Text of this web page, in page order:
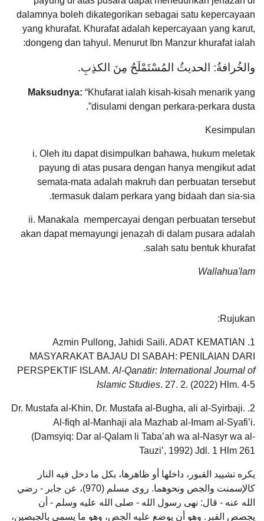
dalamnya boleh dikategorikan sebagai satu kepercayaan
yang khurafat. Khurafat adalah kepercayaan yang karut,
dongeng dan tahyul. Menurut Ibn Manzur khurafat ialah:
والخُرافةُ: الحديثُ المُسْتَمْلَحُ مِنَ الكذِبِ.
Maksudnya: “Khufarat ialah kisah-kisah menarik yang
disulami dengan perkara-perkara dusta”.
Kesimpulan
i. Oleh itu dapat disimpulkan bahawa, hukum meletak
payung di atas pusara dengan hanya mengikut adat
semata-mata adalah makruh dan perbuatan tersebut
termasuk dalam perkara yang bidaah dan sia-sia.
ii. Manakala mempercayai dengan perbuatan tersebut
akan dapat memayungi jenazah di dalam pusara adalah
salah satu bentuk khurafat.
Wallahua'lam
Rujukan:
1. Azmin Pullong, Jahidi Saili. ADAT KEMATIAN
MASYARAKAT BAJAU DI SABAH: PENILAIAN DARI
PERSPEKTIF ISLAM. Al-Qanatir: International Journal of
Islamic Studies. 27. 2. (2022) Hlm. 4-5
2. Dr. Mustafa al-Khin, Dr. Mustafa al-Bugha, ali al-Syirbaji.
Al-fiqh al-Manhaji ala Mazhab al-Imam al-Syafi’i.
(Damsyiq: Dar al-Qalam li Taba’ah wa al-Nasyr wa al-
Tauzi’, 1992) Jdl. 1 Hlm 261
يكره تشييد القبور، داخلها أو ظاهرها، بكل ما دخل فيه النار
كالإسمنت والجص ونحوهما. روى مسلم (970)، عن جابر - رضي
الله عنه - قال: نهى رسول الله - صلى الله عليه وسلم - أن
يجصص القبر. وهو أن يوضع عليه الجص، وهو ما يسمى بالجبصين،